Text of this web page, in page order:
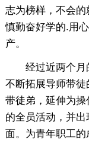
志为榜样，不会
慎勤奋好学的.用
产。
经过近两个月的
不断拓展导师带
带徒弟，延伸为
的全员活动，并
面。为青年职工的